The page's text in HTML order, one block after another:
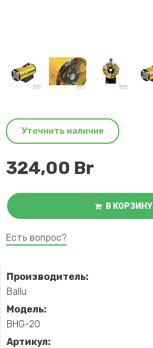
Уточнить наличие
324,00 Br
В КОРЗИНУ
Есть вопрос?
Производитель:
Ballu
Модель:
BHG-20
Артикул: